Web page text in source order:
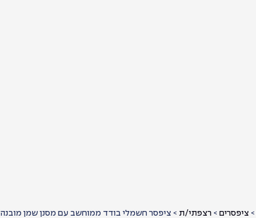
> ציפסרים >רצפתי/ת > ציפסר חשמלי בודד ממוחשב עם מסנן שמן מובנה